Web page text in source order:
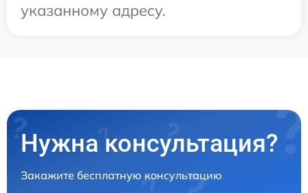
указанному адресу.
Нужна консультация?
Закажите бесплатную консультацию